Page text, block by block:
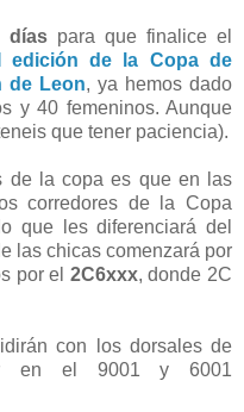
días para que finalice el
II edición de la Copa de
de Leon, ya hemos dado
y 40 femeninos. Aunque
que tener paciencia).
de la copa es que en las
corredores de la Copa
que les diferenciará del
las chicas comenzará por
por el 2C6xxx, donde 2C
con los dorsales de
en el 9001 y 6001